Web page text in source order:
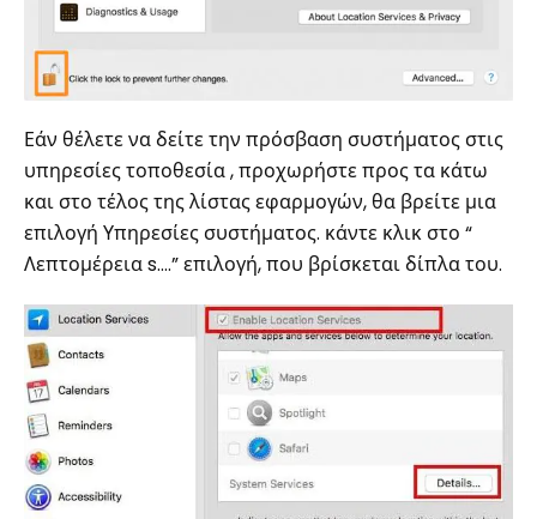
Εάν θέλετε να δείτε την πρόσβαση συστήματος στις
υπηρεσίες τοποθεσία , προχωρήστε προς τα κάτω
και στο τέλος της λίστας εφαρμογών, θα βρείτε μια
επιλογή Υπηρεσίες συστήματος. κάντε κλικ στο “
Λεπτομέρεια s….” επιλογή, που βρίσκεται δίπλα του.